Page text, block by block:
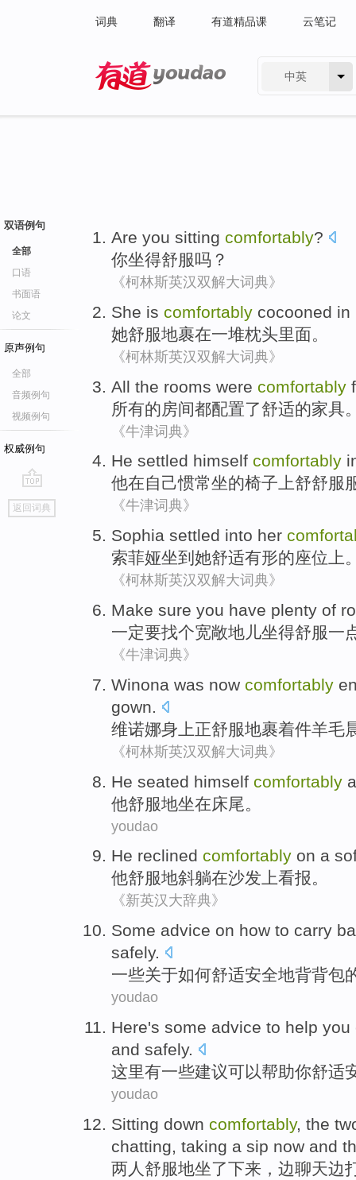
词典 翻译 有道精品课 云笔记
中英
双语例句
全部
口语
书面语
论文
原声例句
全部
音频例句
视频例句
权威例句
go
top
返回词典
Are you sitting comfortably?
你坐得舒服吗？
《柯林斯英汉双解大词典》
She is comfortably cocooned in
她舒服地裹在一堆枕头里面。
《柯林斯英汉双解大词典》
All the rooms were comfortably
所有的房间都配置了舒适的家具
《牛津词典》
He settled himself comfortably
他在自己惯常坐的椅子上舒舒服
《牛津词典》
Sophia settled into her
索菲娅坐到 她舒适有形的座位上
《柯林斯英汉双解大词典》
Make sure you have plenty of
一定要找个宽敞地儿坐得舒服一
《牛津词典》
Winona was now comfortably
gown.
维诺娜身上正舒服地裹着件羊毛
《柯林斯英汉双解大词典》
He seated himself comfortably
他舒服地坐在床尾 。
youdao
He reclined comfortably on a
他舒服地斜躺在沙发上看报。
《新英汉大辞典》
Some advice on how to carry
safely.
一些关于如何舒适安全地背背包
youdao
Here's some advice to help you
and safely.
这里有一些建议可以帮助你舒适
youdao
Sitting down comfortably, the
chatting, taking a sip now and
两人 舒服地坐了下来 ， 边聊天边